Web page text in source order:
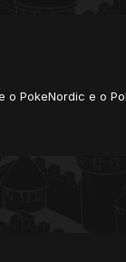
PokeNordic e o